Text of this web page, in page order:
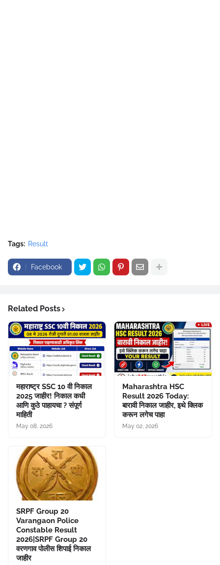
Tags: Result
Facebook
Related Posts
महाराष्ट्र SSC 10 वी निकाल
2025 जाहीर! निकाल कधी
आणि कुठे पाहायचा ? संपूर्ण
माहिती
May 08, 2026
Maharashtra HSC
Result 2026 Today:
बारावी निकाल जाहीर, इथे क्लिक
करून लगेच पाहा
May 02, 2026
SRPF Group 20
Varangaon Police
Constable Result
2026|SRPF Group 20
वरणगाव पोलीस शिपाई निकाल
जाहीर